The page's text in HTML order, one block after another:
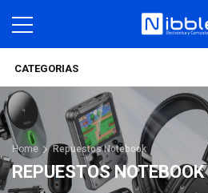
CATEGORIAS
Home Repuestos Notebook
REPUESTOS NOTEBOOK